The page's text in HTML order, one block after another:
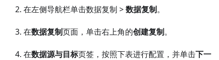
在左侧导航栏单击数据复制 >数据复制。
在数据复制页面，单击右上角的创建复制。
在数据源与目标页签，按照下表进行配置，并单击下一